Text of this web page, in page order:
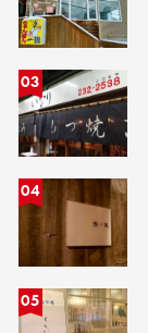
03
04
05